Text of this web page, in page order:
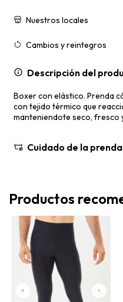
Nuestros locales
Cambios y reintegros
Descripción del
Boxer con elástico. Prenda
con tejido térmico que
manteniendote seco, fresco
Cuidado de la prenda
Productos